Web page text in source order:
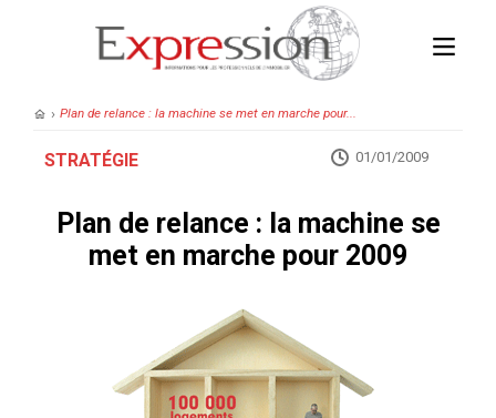
› Plan de relance : la machine se met en marche pour...
STRATÉGIE 01/01/2009
Plan de relance : la machine se
met en marche pour 2009